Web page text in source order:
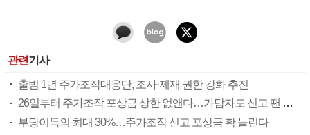
관련기사
출범 1년 주가조작대응단, 조사·제재 권한 강화 추진
26일부터 주가조작 포상금 상한 없앤다…가담자도 신고 땐 보상
부당이득의 최대 30%…주가조작 신고 포상금 확 늘린다